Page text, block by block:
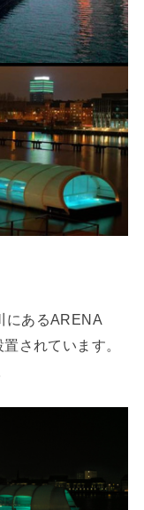
にあるARENA
されています。